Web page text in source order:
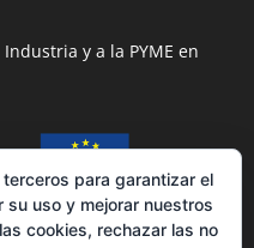
y a la PYME en
para garantizar el
uso y mejorar nuestros
cookies, rechazar las no